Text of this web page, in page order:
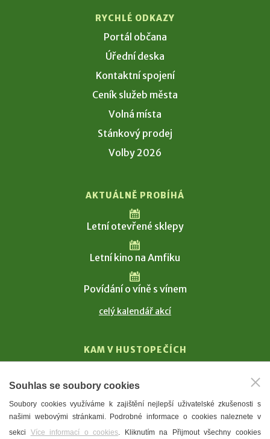
RYCHLÉ ODKAZY
Portál občana
Úřední deska
Kontaktní spojení
Ceník služeb města
Volná místa
Stánkový prodej
Volby 2026
AKTUÁLNĚ PROBÍHÁ
Letní otevřené sklepy
Letní kino na Amfiku
Povídání o víně s vínem
celý kalendář akcí
KAM V HUSTOPEČÍCH
T. G. Masaryk
Mandloně
Ubytování
Souhlas se soubory cookies
Soubory cookies využíváme k zajištění nejlepší uživatelské zkušenosti s
našimi webovými stránkami. Podrobné informace o cookies naleznete v
sekci Více informací o cookies. Kliknutím na Přijmout všechny cookies